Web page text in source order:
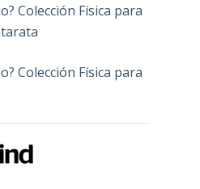
Colección Física para
Colección Física para